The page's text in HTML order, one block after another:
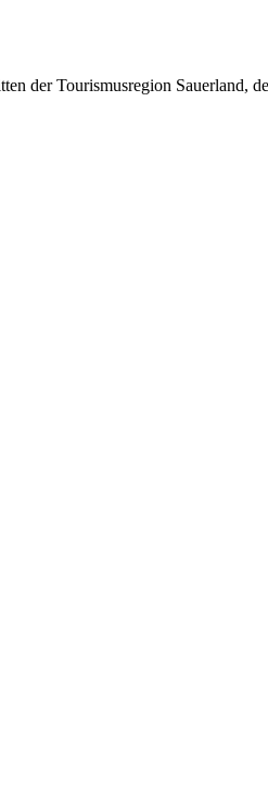
der Tourismusregion Sauerland,